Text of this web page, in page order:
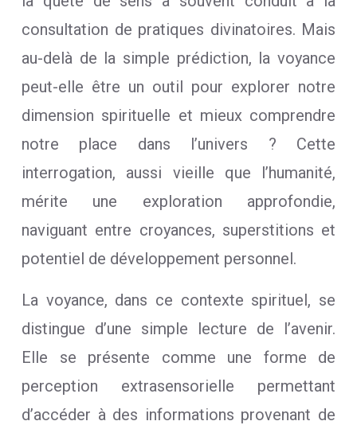
consultation de pratiques divinatoires. Mais
au-delà de la simple prédiction, la voyance
peut-elle être un outil pour explorer notre
dimension spirituelle et mieux comprendre
notre place dans l’univers ? Cette
interrogation, aussi vieille que l’humanité,
mérite une exploration approfondie,
naviguant entre croyances, superstitions et
potentiel de développement personnel.
La voyance, dans ce contexte spirituel, se
distingue d’une simple lecture de l’avenir.
Elle se présente comme une forme de
perception extrasensorielle permettant
d’accéder à des informations provenant de